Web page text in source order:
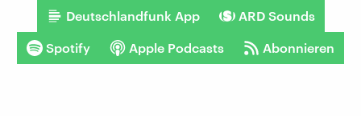
Deutschlandfunk App ARD Sounds
Spotify Apple Podcasts Abonnieren